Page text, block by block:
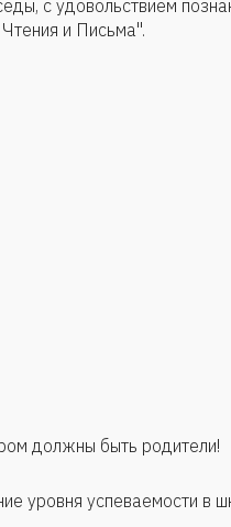
"Культура Чтения и Письма".
кто готов учиться! Мотиватором должны быть родители!
уровня успеваемости в